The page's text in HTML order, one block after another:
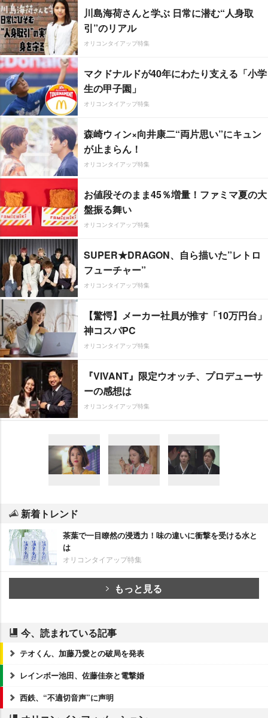
川島海荷さんと学ぶ 日常に潜む“人身取
引”のリアル
オリコンタイアップ特集
マクドナルドが40年にわたり支える「小学
生の甲子園」
オリコンタイアップ特集
森崎ウィン×向井康二“両片思い”にキュン
が止まらん！
オリコンタイアップ特集
お値段そのまま45％増量！ファミマ夏の大
盤振る舞い
オリコンタイアップ特集
SUPER★DRAGON、自ら描いた”レトロ
フューチャー”
オリコンタイアップ特集
【驚愕】メーカー社員が推す「10万円台」
神コスパPC
オリコンタイアップ特集
『VIVANT』限定ウオッチ、プロデューサ
ーの感想は
オリコンタイアップ特集
新着トレンド
茶葉で一目瞭然の浸透力！味の違いに衝撃を受ける水と
は
オリコンタイアップ特集
もっと見る
今、読まれている記事
テオくん、加藤乃愛との破局を発表
レインボー池田、佐藤佳奈と電撃婚
西鉄、“不適切音声”に声明